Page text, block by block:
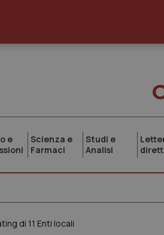
e
Scienza e
Farmaci
Studi e
Analisi
di 11 Enti locali